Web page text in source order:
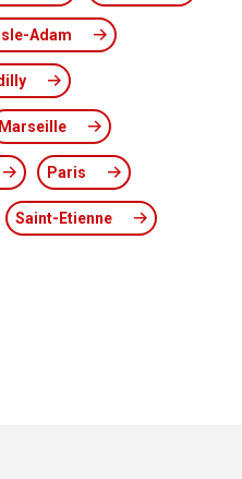
Adam
Marseille
Paris
Saint-Etienne